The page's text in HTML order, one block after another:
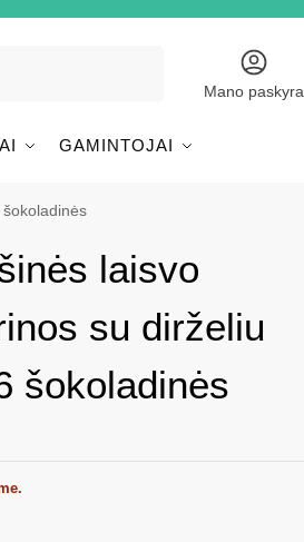
Mano paskyra
GAMINTOJAI
laisvo
su dirželiu
šokoladinės